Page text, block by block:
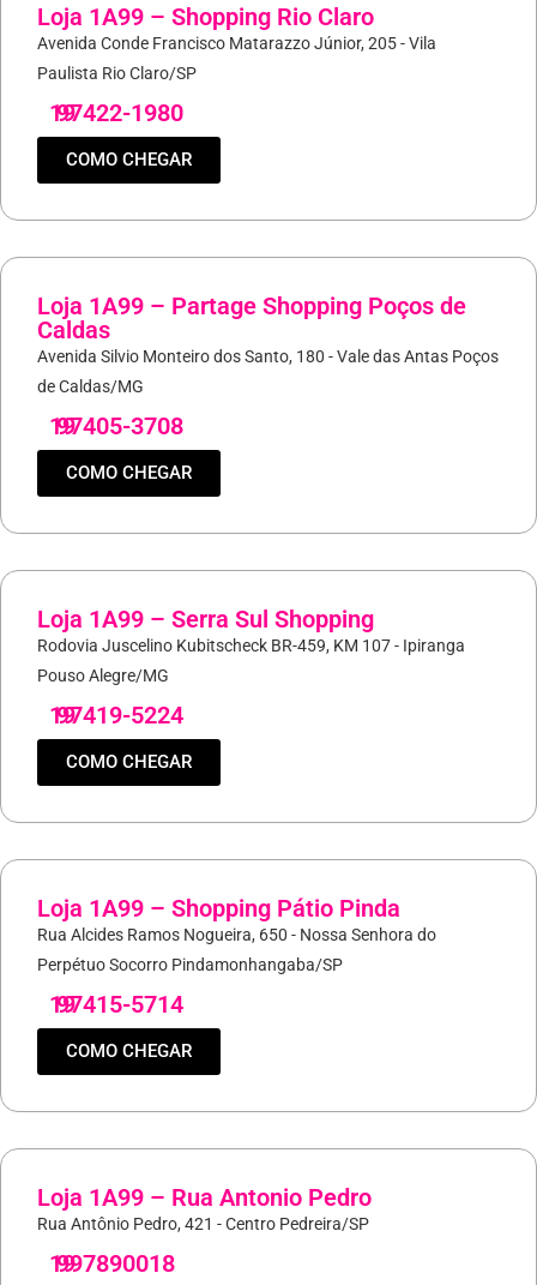
Loja 1A99 – Shopping Rio Claro
Avenida Conde Francisco Matarazzo Júnior, 205 - Vila
Paulista Rio Claro/SP
19
97422-1980
COMO CHEGAR
Loja 1A99 – Partage Shopping Poços de
Caldas
Avenida Silvio Monteiro dos Santo, 180 - Vale das Antas Poços
de Caldas/MG
19
97405-3708
COMO CHEGAR
Loja 1A99 – Serra Sul Shopping
Rodovia Juscelino Kubitscheck BR-459, KM 107 - Ipiranga
Pouso Alegre/MG
19
97419-5224
COMO CHEGAR
Loja 1A99 – Shopping Pátio Pinda
Rua Alcides Ramos Nogueira, 650 - Nossa Senhora do
Perpétuo Socorro Pindamonhangaba/SP
19
97415-5714
COMO CHEGAR
Loja 1A99 – Rua Antonio Pedro
Rua Antônio Pedro, 421 - Centro Pedreira/SP
19
997890018